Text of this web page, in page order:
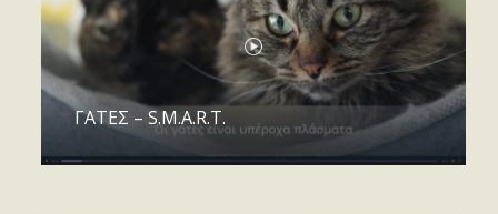
ΓΑΤΕΣ – S.M.A.R.T.